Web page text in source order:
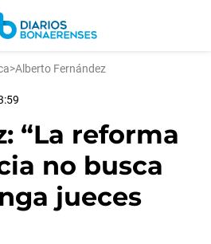
>Alberto Fernández
“La reforma
no busca
jueces